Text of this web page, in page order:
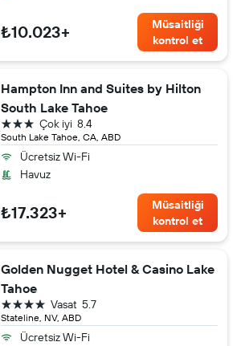
₺10.023+
Müsaitliği
kontrol et
Hampton Inn and Suites by Hilton
South Lake Tahoe
South Lake Tahoe, CA, ABD
8.4
Çok iyi
3 yıldız
Ücretsiz Wi-Fi
Havuz
₺17.323+
Müsaitliği
kontrol et
Golden Nugget Hotel & Casino Lake
Tahoe
Stateline, NV, ABD
5.7
Vasat
4 yıldız
Ücretsiz Wi-Fi